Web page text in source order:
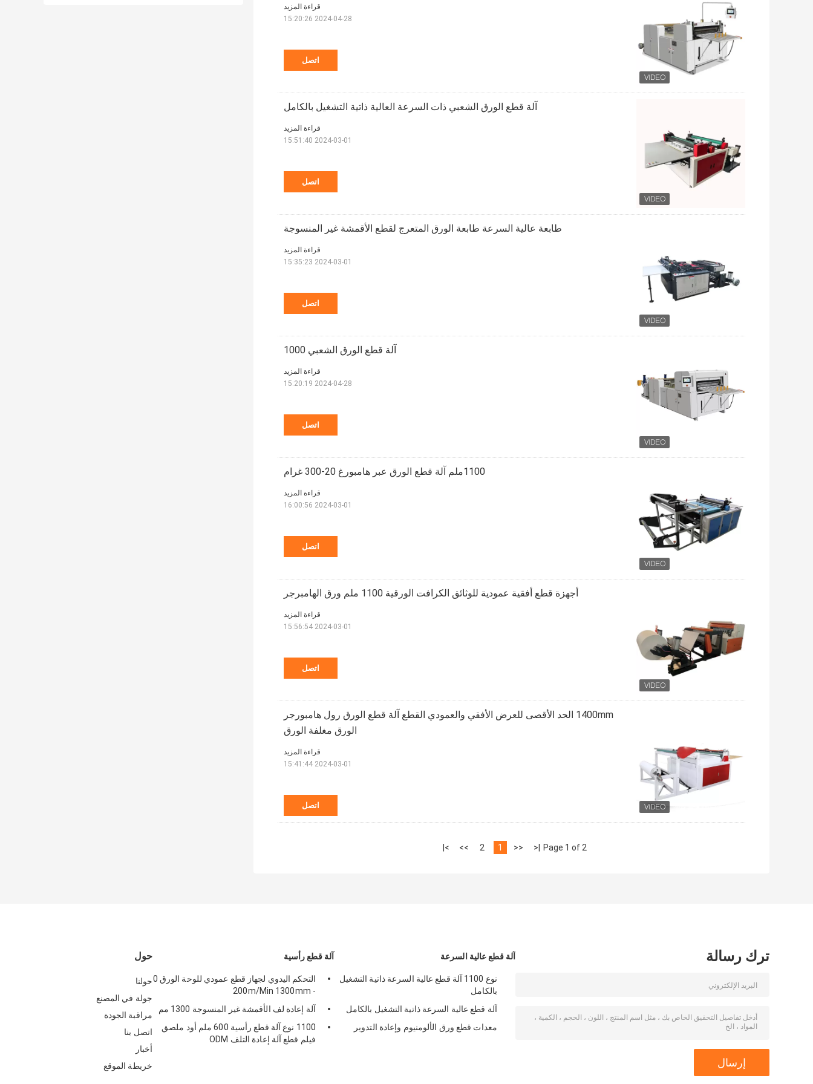
اتصل
قراءة المزيد
2024-04-28 15:20:26
آلة قطع الورق الشعبي ذات السرعة العالية ذاتية التشغيل بالكامل
اتصل
قراءة المزيد
2024-03-01 15:51:40
طابعة عالية السرعة طابعة الورق المتعرج لقطع الأقمشة غير المنسوجة
اتصل
قراءة المزيد
2024-03-01 15:35:23
آلة قطع الورق الشعبي 1000
اتصل
قراءة المزيد
2024-04-28 15:20:19
1100ملم آلة قطع الورق عبر هامبورغ 20-300 غرام
اتصل
قراءة المزيد
2024-03-01 16:00:56
أجهزة قطع أفقية عمودية للوثائق الكرافت الورقية 1100 ملم ورق الهامبرجر
اتصل
قراءة المزيد
2024-03-01 15:56:54
1400mm الحد الأقصى للعرض الأفقي والعمودي القطع آلة قطع الورق رول هامبورجر
الورق مغلفة الورق
اتصل
قراءة المزيد
2024-03-01 15:41:44
Page 1 of 2
|<
<<
1
2
>>
>|
حول
حولنا
جولة في المصنع
مراقبة الجودة
اتصل بنا
أخبار
خريطة الموقع
آلة قطع رأسية
التحكم اليدوي لجهاز قطع عمودي للوحة الورق 0
- 200m/Min 1300mm
آلة إعادة لف الأقمشة غير المنسوجة 1300 مم
1100 نوع آلة قطع رأسية 600 ملم أود ملصق
فيلم قطع آلة إعادة التلف ODM
آلة قطع عالية السرعة
نوع 1100 آلة قطع عالية السرعة ذاتية التشغيل
بالكامل
آلة قطع عالية السرعة ذاتية التشغيل بالكامل
معدات قطع ورق الألومنيوم وإعادة التدوير
ترك رسالة